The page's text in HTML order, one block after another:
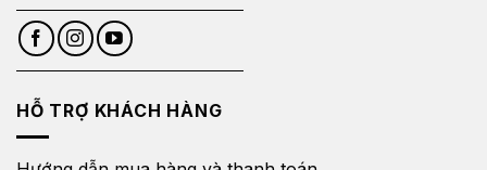
HỖ TRỢ KHÁCH HÀNG